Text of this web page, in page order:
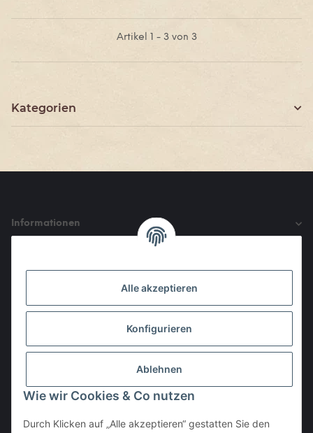
Artikel 1 - 3 von 3
Kategorien
Informationen
Alle akzeptieren
Konfigurieren
Ablehnen
Wie wir Cookies & Co nutzen
Durch Klicken auf „Alle akzeptieren“ gestatten Sie den